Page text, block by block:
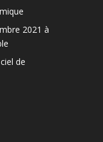
2021 à
de